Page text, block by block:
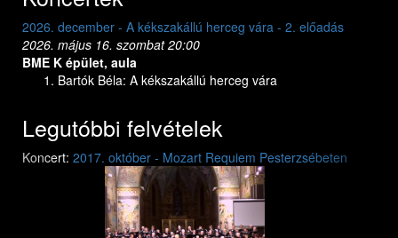
2. előadás2026. december - A kékszakállú herceg vára - 1. előadás
2026. május 15. péntek 20:00
BME K épület, aula
Bartók Béla: A kékszakállú herceg vára
Legutóbbi felvételek
Koncert: 2017. október - Mozart Requiem Pesterzsébeten
Mozart: Requiem
Mozart: Requiem
Previous Next